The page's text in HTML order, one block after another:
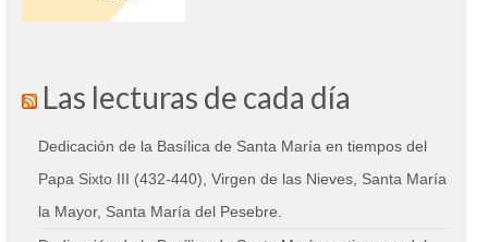
Las lecturas de cada día
Dedicación de la Basílica de Santa María en tiempos del
Papa Sixto III (432-440), Virgen de las Nieves, Santa María
la Mayor, Santa María del Pesebre.